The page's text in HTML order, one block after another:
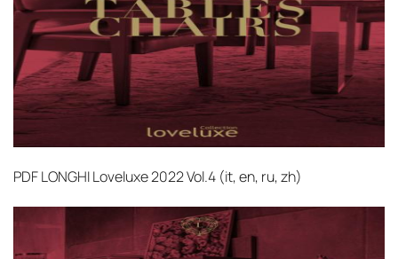
PDFLONGHI Loveluxe 2022 Vol.4 (it, en, ru, zh)‎